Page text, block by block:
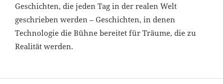
Geschichten, die jeden Tag in der realen Welt
geschrieben werden – Geschichten, in denen
Technologie die Bühne bereitet für Träume, die zu
Realität werden.